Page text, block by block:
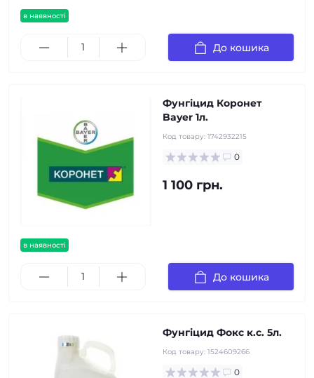
в наявності
До кошика
в наявності
Фунгіцид Коронет
Bayer 1л.
Код товару: 1742932215
0
1 100 грн.
До кошика
Фунгіцид Фокс к.с. 5л.
Код товару: 1524609266
0